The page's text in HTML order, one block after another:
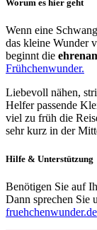
Worum es hier geht
Wenn eine
das kleine Wunder
beginnt die
Frühchenwunder.
Liebevoll nähen,
Helfer passende
viel zu früh die
sehr kurz in der
Hilfe & Unterstützung
Benötigen Sie auf
Dann sprechen Sie
fruehchenwunder.de